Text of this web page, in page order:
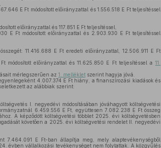
E Ft módosított előirányzattal és 1.556.518 E Ft teljesítéssel
előirányzattal és 117.851 E Ft teljesítéssel,
E Ft módosított előirányzattal és 2.903.930 E Ft teljesítéssel
11.416.688 E Ft eredeti előirányzattal, 12.506.911 E Ft
módosított előirányzattal és 11.625.850 E Ft teljesítéssel a11.
mérlegszerűen az 1. mellékletszerint hagyja jóvá.
4.007.374 E Ft hiány, a finanszírozási kiadások és
az alábbiak szerint:
I. negyedévi módosításában jóváhagyott költségvetési
6.459.556 E Ft, együttesen 7.082.238 E Ft összeg
A képződött költségvetési többlet 2025. évi költségvetésben
követően a 2025. évi költségvetési rendelet II. negyedévi
7.464.091 E Ft-ban állapítja meg, mely alaptevékenységből
évben vállalkozási tevékenységet nem folytattak. A közgyűlés